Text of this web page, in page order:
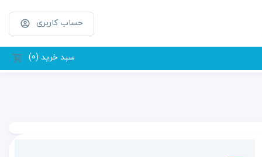
حساب کاربری
سبد خرید (0)